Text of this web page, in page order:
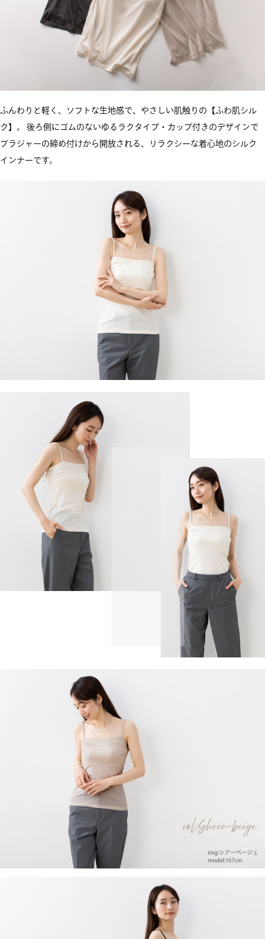
ふんわりと軽く、ソフトな生地感で、やさしい肌触りの【ふわ肌シル
ク】。 後ろ側にゴムのないゆるラクタイプ・カップ付きのデザインで
ブラジャーの締め付けから開放される、リラクシーな着心地のシルク
インナーです。